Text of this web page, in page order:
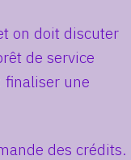
on doit discuter
de service
finaliser une
des crédits.